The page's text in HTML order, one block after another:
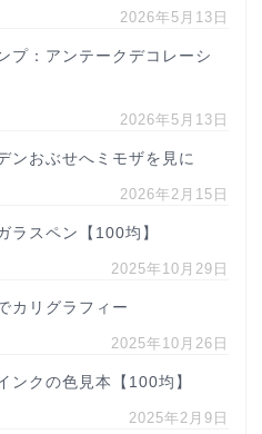
2026年5月13日
プ：アンテークデコレーシ
2026年5月13日
ンおぶせへミモザを見に
2026年2月15日
ラスペン【100均】
2025年10月29日
カリグラフィー
2025年10月26日
ンクの色見本【100均】
2025年2月9日